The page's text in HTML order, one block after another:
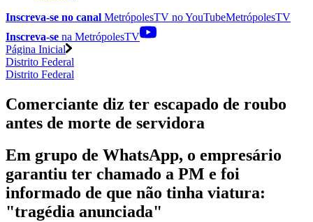
Inscreva-se no canal MetrópolesTV noYouTubeMetrópolesTV
Inscreva-se na MetrópolesTV
Página Inicial
Distrito Federal
Distrito Federal
Comerciante diz ter escapado de roubo
antes de morte de servidora
Em grupo de WhatsApp, o empresário
garantiu ter chamado a PM e foi
informado de que não tinha viatura:
"tragédia anunciada"